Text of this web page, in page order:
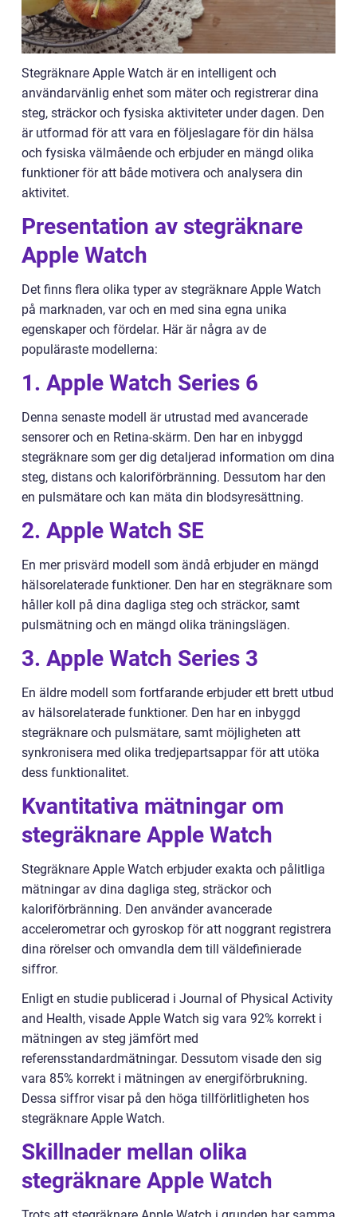
Stegräknare Apple Watch är en intelligent och
användarvänlig enhet som mäter och registrerar dina
steg, sträckor och fysiska aktiviteter under dagen. Den
är utformad för att vara en följeslagare för din hälsa
och fysiska välmående och erbjuder en mängd olika
funktioner för att både motivera och analysera din
aktivitet.
Presentation av stegräknare
Apple Watch
Det finns flera olika typer av stegräknare Apple Watch
på marknaden, var och en med sina egna unika
egenskaper och fördelar. Här är några av de
populäraste modellerna:
1. Apple Watch Series 6
Denna senaste modell är utrustad med avancerade
sensorer och en Retina-skärm. Den har en inbyggd
stegräknare som ger dig detaljerad information om dina
steg, distans och kaloriförbränning. Dessutom har den
en pulsmätare och kan mäta din blodsyresättning.
2. Apple Watch SE
En mer prisvärd modell som ändå erbjuder en mängd
hälsorelaterade funktioner. Den har en stegräknare som
håller koll på dina dagliga steg och sträckor, samt
pulsmätning och en mängd olika träningslägen.
3. Apple Watch Series 3
En äldre modell som fortfarande erbjuder ett brett utbud
av hälsorelaterade funktioner. Den har en inbyggd
stegräknare och pulsmätare, samt möjligheten att
synkronisera med olika tredjepartsappar för att utöka
dess funktionalitet.
Kvantitativa mätningar om
stegräknare Apple Watch
Stegräknare Apple Watch erbjuder exakta och pålitliga
mätningar av dina dagliga steg, sträckor och
kaloriförbränning. Den använder avancerade
accelerometrar och gyroskop för att noggrant registrera
dina rörelser och omvandla dem till väldefinierade
siffror.
Enligt en studie publicerad i Journal of Physical Activity
and Health, visade Apple Watch sig vara 92% korrekt i
mätningen av steg jämfört med
referensstandardmätningar. Dessutom visade den sig
vara 85% korrekt i mätningen av energiförbrukning.
Dessa siffror visar på den höga tillförlitligheten hos
stegräknare Apple Watch.
Skillnader mellan olika
stegräknare Apple Watch